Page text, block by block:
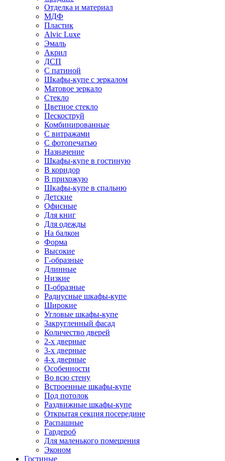
Отделка и материал
МДФ
Пластик
Alvic Luxe
Эмаль
Акрил
ДСП
С патиной
Шкафы-купе с зеркалом
Матовое зеркало
Стекло
Цветное стекло
Пескоструй
Комбинированные
С витражами
С фотопечатью
Назначение
Шкафы-купе в гостиную
В коридор
В прихожую
Шкафы-купе в спальню
Детские
Офисные
Для книг
Для одежды
На балкон
Форма
Высокие
Г-образные
Длинные
Низкие
П-образные
Радиусные шкафы-купе
Широкие
Угловые шкафы-купе
Закругленный фасад
Количество дверей
2-х дверные
3-х дверные
4-х дверные
Особенности
Во всю стену
Встроенные шкафы-купе
Под потолок
Раздвижные шкафы-купе
Открытая секция посередине
Распашные
Гардероб
Для маленького помещения
Эконом
Гостиные